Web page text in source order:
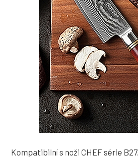
Kompatibilní s noži CHEF série B27.